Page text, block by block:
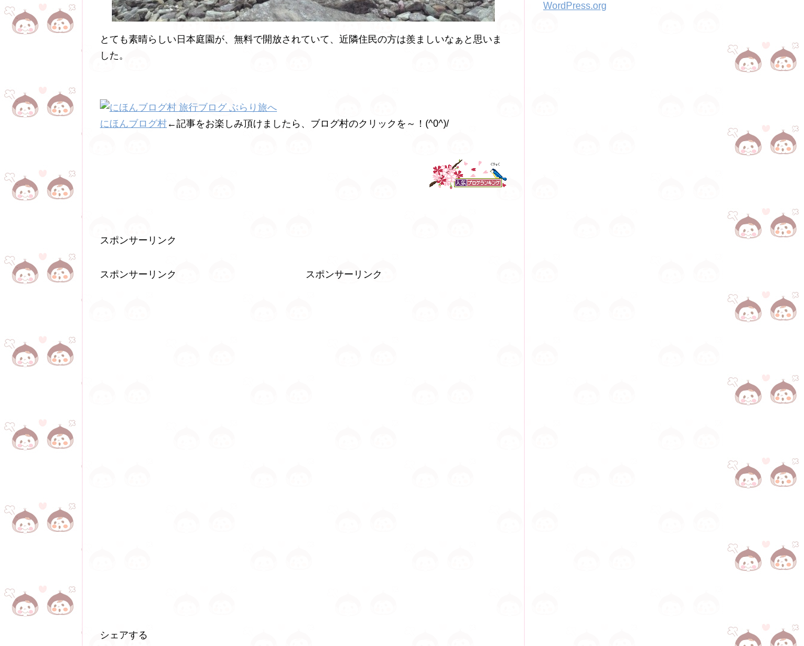
とても素晴らしい日本庭園が、無料で開放されていて、近隣住民の方は羨ましいなぁと思いま
した。
にほんブログ村←記事をお楽しみ頂けましたら、ブログ村のクリックを～！(^0^)/
スポンサーリンク
スポンサーリンク スポンサーリンク
シェアする
WordPress.org